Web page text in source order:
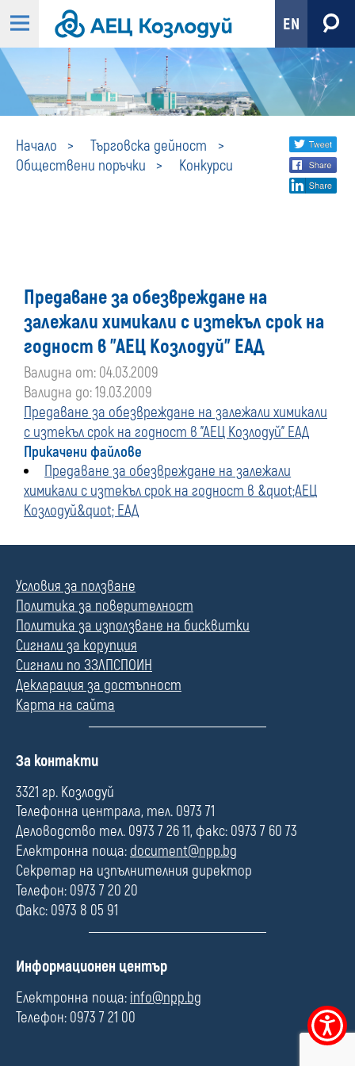
Меню
за
EN
Начало
Търговска дейност
Обществени поръчки
Конкурси
Конкурси
Share
social
Предаване за обезвреждане на
залежали химикали с изтекъл срок на
годност в "АЕЦ Козлодуй" ЕАД
Валидна от: 04.03.2009
Валидна до: 19.03.2009
Предаване за обезвреждане на залежали химикали
с изтекъл срок на годност в "АЕЦ Козлодуй" ЕАД
Прикачени файлове
Предаване за обезвреждане на залежали
химикали с изтекъл срок на годност в &quot;АЕЦ
Козлодуй&quot; ЕАД
Условия за ползване
Политика за поверителност
Политика за използване на бисквитки
Сигнали за корупция
Сигнали по ЗЗЛПСПОИН
Декларация за достъпност
Карта на сайта
П
л
е
За контакти
3321 гр. Козлодуй
Телефонна централа, тел. 0973 71
Деловодство тел. 0973 7 26 11, факс: 0973 7 60 73
Електронна поща: document@npp.bg
Секретар на изпълнителния директор
Телефон: 0973 7 20 20
Факс: 0973 8 05 91
П
л
е
Информационен център
Електронна поща: info@npp.bg
Телефон: 0973 7 21 00